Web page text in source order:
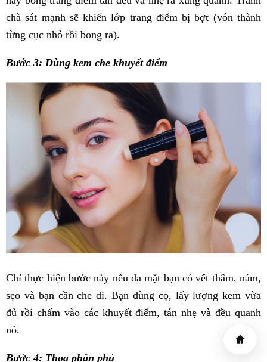
chà sát mạnh sẽ khiến lớp trang điểm bị bợt (vón thành
từng cục nhỏ rồi bong ra).
Bước 3: Dùng kem che khuyết điểm
Chỉ thực hiện bước này nếu da mặt bạn có vết thâm, nám,
sẹo và bạn cần che đi. Bạn dùng cọ, lấy lượng kem vừa
đủ rồi chấm vào các khuyết điểm, tán nhẹ và đều quanh
nó.
Bước 4: Thoa phấn phủ